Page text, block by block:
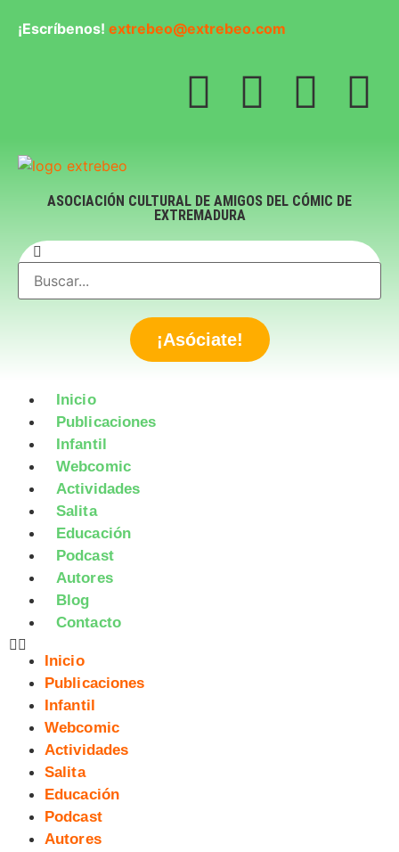
¡Escríbenos! extrebeo@extrebeo.com
ASOCIACIÓN CULTURAL DE AMIGOS DEL CÓMIC DE
EXTREMADURA
¡Asóciate!
Inicio
Publicaciones
Infantil
Webcomic
Actividades
Salita
Educación
Podcast
Autores
Blog
Contacto
Inicio
Publicaciones
Infantil
Webcomic
Actividades
Salita
Educación
Podcast
Autores